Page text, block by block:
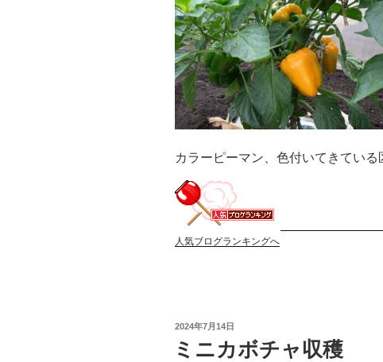
カラーピーマン、色付いてきている
人気ブログランキングへ
投
日:
2024年7月14日
ミニカボチャ収穫